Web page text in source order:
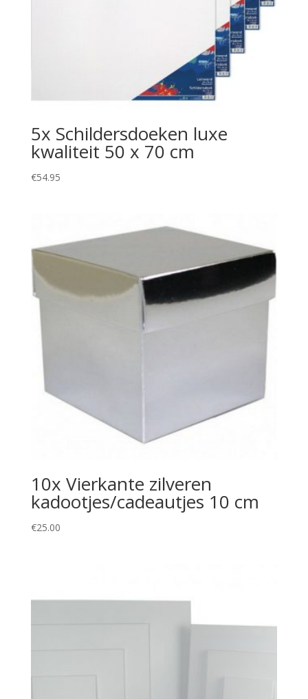
5x Schildersdoeken luxe
kwaliteit 50 x 70 cm
€54.95
10x Vierkante zilveren
kadootjes/cadeautjes 10 cm
€25.00